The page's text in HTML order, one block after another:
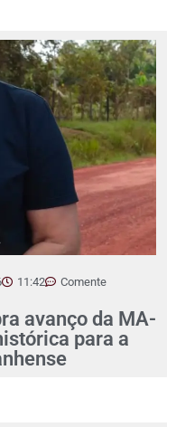
11:42 Comente
avanço da MA-
para a